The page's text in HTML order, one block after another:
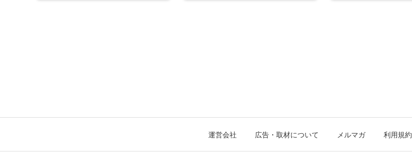
運営会社 広告・取材について メルマガ 利用規約